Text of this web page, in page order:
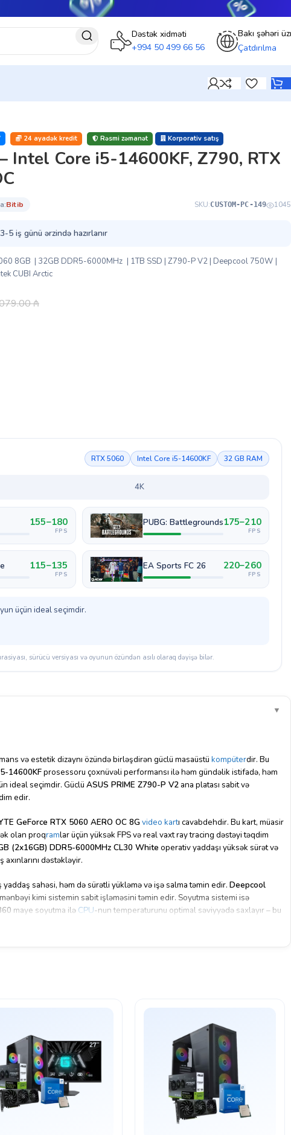
Dəstək xidməti
+994 50 499 66 56
Bakı şəhəri
Çatdırılma
24 ayadək kredit Rəsmi zəmanət Korporativ satış
Intel Core i5-14600KF, Z790, RTX
bi̇ti̇b SKU:CUSTOM-PC-149 1045
5 iş günü ərzində hazırlanır
8GB | 32GB DDR5-6000MHz | 1TB SSD | Z790-P V2 | Deepcool 750W |
CUBI Arctic
₼
RTX 5060 Intel Core i5-14600KF 32 GB RAM
4K
155–180
FPS
PUBG: Battlegrounds175–210
FPS
115–135
FPS
EA Sports FC 26 220–260
FPS
üçün ideal seçimdir.
sürücü versiyası və oyunun özündən asılı olaraq dəyişə bilər.
▼
və estetik dizaynı özündə birləşdirən güclü masaüstü kompüterdir. Bu
14600KFprosessoru çoxnüvəli performansı ilə həm gündəlik istifadə, həm
ideal seçimdir. Güclü ASUS PRIME Z790-P V2 ana platası sabit və
edir.
GeForce RTX 5060 AERO OC 8Gvideo kartı cavabdehdir. Bu kart, müasir
olan proqramlar üçün yüksək FPS və real vaxt ray tracing dəstəyi təqdim
(2x16GB) DDR5-6000MHz CL30 White operativ yaddaşı yüksək sürət və
dəstəkləyir.
yaddaş sahəsi, həm də sürətli yükləmə və işə salma təmin edir. Deepcool
kimi sistemin sabit işləməsini təmin edir. Soyutma sistemi isə
maye soyutma ilə CPU-nun temperaturunu optimal səviyyədə saxlayır – bu
sabitlik deməkdir.